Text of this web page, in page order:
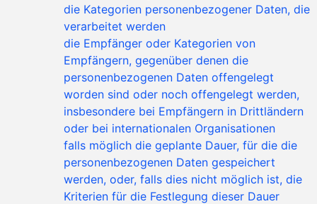
die Kategorien personenbezogener Daten, die
verarbeitet werden
die Empfänger oder Kategorien von
Empfängern, gegenüber denen die
personenbezogenen Daten offengelegt
worden sind oder noch offengelegt werden,
insbesondere bei Empfängern in Drittländern
oder bei internationalen Organisationen
falls möglich die geplante Dauer, für die die
personenbezogenen Daten gespeichert
werden, oder, falls dies nicht möglich ist, die
Kriterien für die Festlegung dieser Dauer